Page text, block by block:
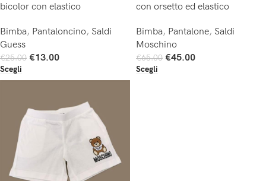
bicolor con elastico
Bimba, Pantaloncino, Saldi
Guess
€25.00 €13.00
Scegli
con orsetto ed elastico
Bimba, Pantalone, Saldi
Moschino
€65.00 €45.00
Scegli